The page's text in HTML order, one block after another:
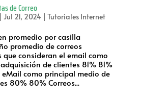
de Correo
Jul 21, 2024| Tutoriales Internet
promedio por casilla
promedio de correos
que consideran el email como
de clientes 81% 81%
eMail como principal medio de
80% 80% Correos...